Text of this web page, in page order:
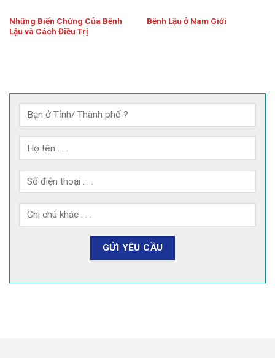
Những Biến Chứng Của Bệnh
Lậu và Cách Điều Trị
Bệnh Lậu ở Nam Giới